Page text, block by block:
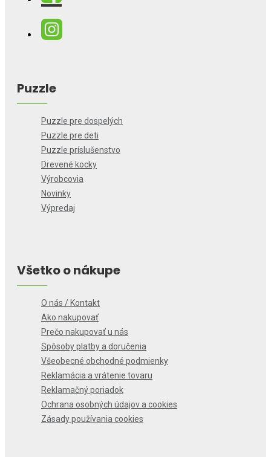
Puzzle
Puzzle pre dospelých
Puzzle pre deti
Puzzle príslušenstvo
Drevené kocky
Výrobcovia
Novinky
Výpredaj
Všetko o nákupe
O nás / Kontakt
Ako nakupovať
Prečo nakupovať u nás
Spôsoby platby a doručenia
Všeobecné obchodné podmienky
Reklamácia a vrátenie tovaru
Reklamačný poriadok
Ochrana osobných údajov a cookies
Zásady používania cookies